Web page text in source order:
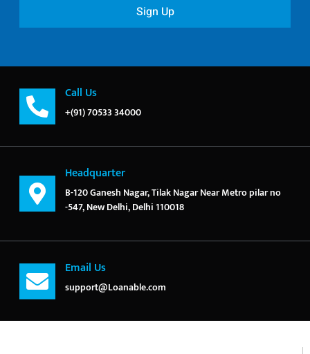
Sign Up
Call Us
+(91) 70533 34000
Headquarter
B-120 Ganesh Nagar, Tilak Nagar Near Metro pilar no
-547, New Delhi, Delhi 110018
Email Us
support@Loanable.com